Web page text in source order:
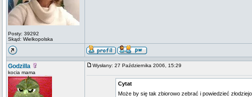
Posty: 39292
Skąd: Wielkopolska
Godzilla
kocia mama
Wysłany: 27 Października 2006, 15:29
Cytat
Może by się tak zbiorowo zebrać i powiedzieć